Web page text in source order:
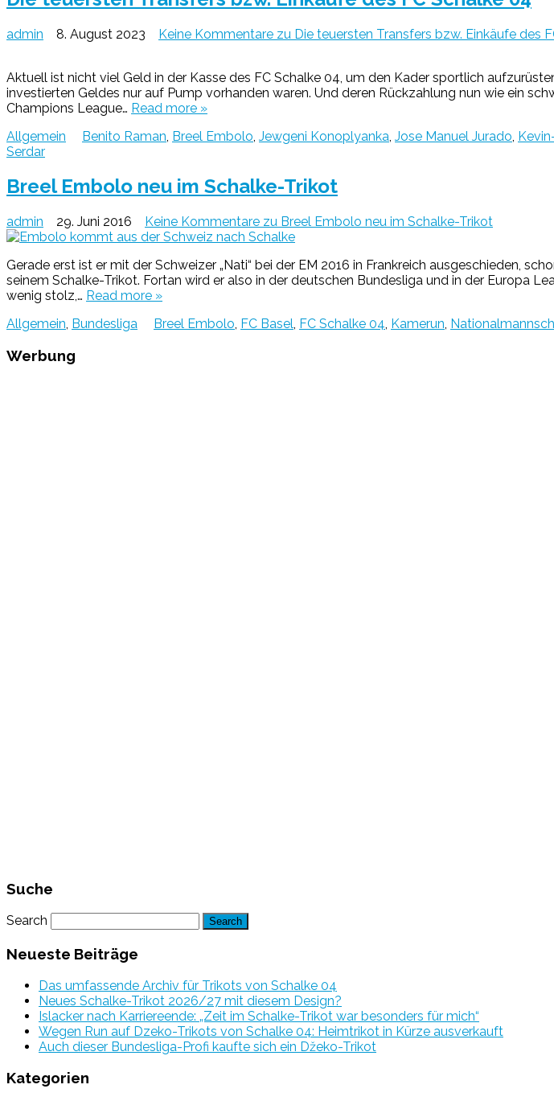
admin 8. August 2023 Keine Kommentare zu Die teuersten Transfers bzw. Einkäufe des
Aktuell ist nicht viel Geld in der Kasse des FC Schalke 04, um den Kader sportlich
investierten Geldes nur auf Pump vorhanden waren. Und deren Rückzahlung nun wie ein
Champions League… Read more »
Allgemein
Benito Raman Breel Embolo Jewgeni Konoplyanka Jose Manuel Jurado
Serdar
Breel Embolo neu im Schalke-Trikot
admin 29. Juni 2016 Keine Kommentare zu Breel Embolo neu im Schalke-Trikot
Gerade erst ist er mit der Schweizer „Nati“ bei der EM 2016 in Frankreich ausgeschieden,
seinem Schalke-Trikot. Fortan wird er also in der deutschen Bundesliga und in der Europa
wenig stolz,… Read more »
Allgemein, Bundesliga Breel Embolo, FC Basel, FC Schalke 04, Kamerun,
Werbung
Suche
Search
Neueste Beiträge
Das umfassende Archiv für Trikots von Schalke 04
Neues Schalke-Trikot 2026/27 mit diesem Design?
Islacker nach Karriereende: „Zeit im Schalke-Trikot war besonders für mich“
Wegen Run auf Dzeko-Trikots von Schalke 04: Heimtrikot in Kürze ausverkauft
Auch dieser Bundesliga-Profi kaufte sich ein Džeko-Trikot
Kategorien